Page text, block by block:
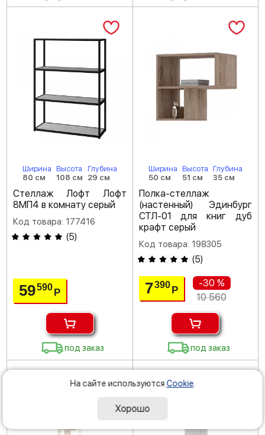
Ширина
80 см
Высота
108 см
Глубина
29 см
Стеллаж Лофт Лофт
8МП4 в комнату серый
Код товара: 177416
(5)
59590Р
под заказ
Ширина
50 см
Высота
51 см
Глубина
35 см
Полка-стеллаж
(настенный) Эдинбург
СТЛ-01 для книг дуб
крафт серый
Код товара: 198305
(5)
7390 Р
-30 %
10 560
под заказ
На сайте используются Cookie
Хорошо